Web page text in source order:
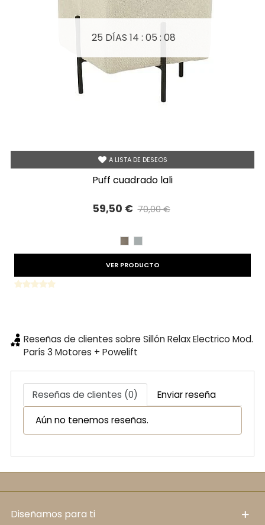
A LISTA DE DESEOS
25 DÍAS 14 : 05 : 08
puff cuadrado lali
59,50 € 70,00 €
BEIGGRIS
VER PRODUCTO
Reseñas de clientes sobre Sillón Relax Electrico Mod.
París 3 Motores + Powelift
Reseñas de clientes (0) Enviar reseña
Aún no tenemos reseñas.
diseñamos para ti